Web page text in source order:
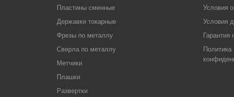
Пластины сменные
Державки токарные
Фрезы по металлу
Сверла по металлу
Метчики
Плашки
Развертки
Условия
Условия
Гарантия
Политика